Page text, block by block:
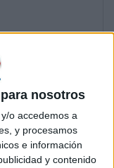
nosotros
o accedemos a
y procesamos
e información
y contenido